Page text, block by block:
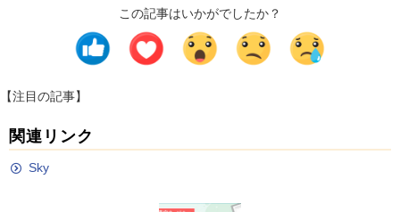
この記事はいかがでしたか？
【注目の記事】
関連リンク
Sky